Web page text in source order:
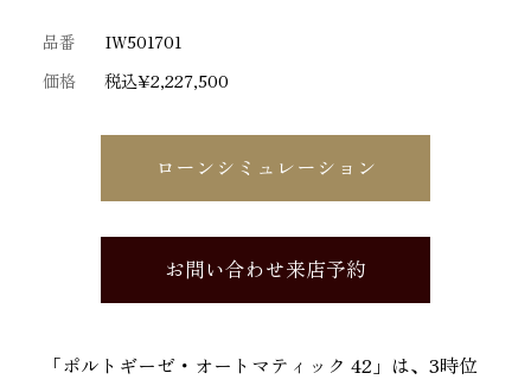
品番
IW501701
価格
税込¥2,227,500
ローンシミュレーション
お問い合わせ来店予約
「ポルトギーゼ・オートマティック 42」は、3時位